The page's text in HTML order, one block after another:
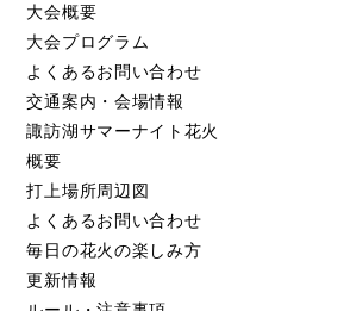
大会概要
大会プログラム
よくあるお問い合わせ
交通案内・会場情報
諏訪湖サマーナイト花火
概要
打上場所周辺図
よくあるお問い合わせ
毎日の花火の楽しみ方
更新情報